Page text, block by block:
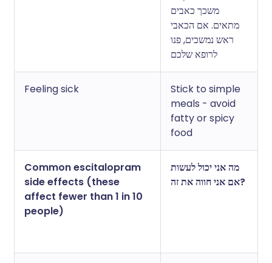
משכך כאבים
מתאים. אם הכאבי
ראש נמשכים, פנו
לרופא שלכם
Feeling sick
Stick to simple
meals - avoid
fatty or spicy
food
Common escitalopram
side effects (these
affect fewer than 1 in 10
people)
מה אני יכול לעשות
אם אני חווה את זה?